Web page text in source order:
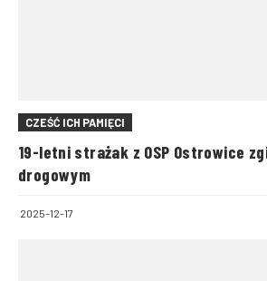
CZEŚĆ ICH PAMIĘCI
19-letni strażak z OSP Ostrowice
drogowym
2025-12-17